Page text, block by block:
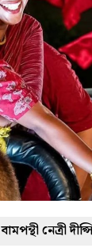
বামপন্থী নেত্রী